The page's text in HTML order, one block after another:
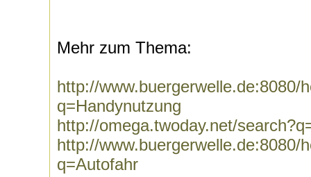
Mehr zum Thema:
http://www.buergerwelle.de:8080/
q=Handynutzung
http://omega.twoday.net/
http://www.buergerwelle.de:8080/
q=Autofahr